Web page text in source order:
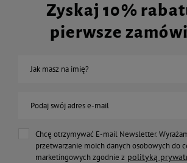
Zyskaj 10%
pierwsze
Jak masz na imię?
Podaj swój adres e-mail
Chcę otrzymywać E-mail Newsletter.
przetwarzanie moich danych osobowych do
marketingowych zgodnie z polityką